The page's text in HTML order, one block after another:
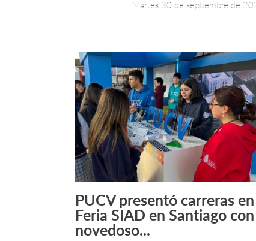
Martes 30 de septiembre de
Leer más +
PUCV presentó carreras en
Feria SIAD en Santiago con
novedoso...